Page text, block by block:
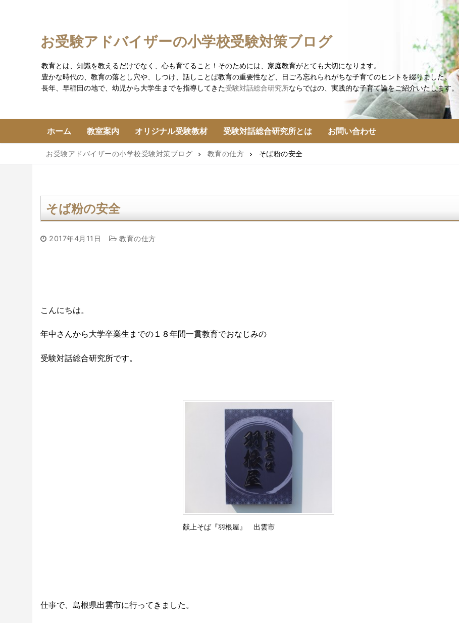
プ
お受験アドバイザーの小学校受験対策ブログ
教育とは、知識を教えるだけでなく、心も育てること！そのためには、家庭教育がとても大切になります。
豊かな時代の、教育の落とし穴や、しつけ、話しことば教育の重要性など、日ごろ忘れられがちな子育てのヒントを綴りました。
長年、早稲田の地で、幼児から大学生までを指導してきた受験対話総合研究所ならではの、実践的な子育て論をご紹介いたします。
ホーム 教室案内 オリジナル受験教材 受験対話総合研究所とは お問い合わせ
お受験アドバイザーの小学校受験対策ブログ 教育の仕方 そば粉の安全
そば粉の安全
2017年4月11日 教育の仕方
こんにちは。
年中さんから大学卒業生までの１８年間一貫教育でおなじみの
受験対話総合研究所です。
献上そば『羽根屋』 出雲市
仕事で、島根県出雲市に行ってきました。